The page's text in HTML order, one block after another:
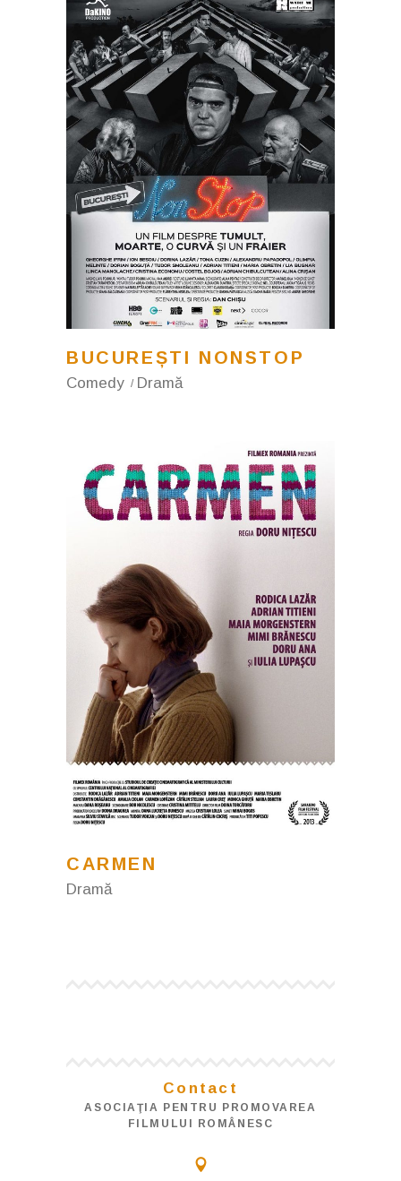
BUCUREȘTI NONSTOP
Comedy Dramă
CARMEN
Dramă
Contact
ASOCIAŢIA PENTRU PROMOVAREA
FILMULUI ROMÂNESC